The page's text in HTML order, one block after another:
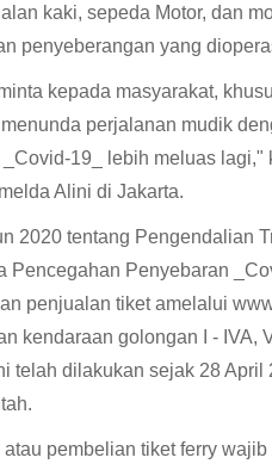
kaki, sepeda Motor, dan
penyeberangan yang
kepada masyarakat,
perjalanan mudik
19_ lebih meluas lagi,"
Alini di Jakarta.
2020 tentang Pengendalian
Pencegahan Penyebaran
penjualan tiket amelalui
kendaraan golongan I - IVA,
telah dilakukan sejak 28
pembelian tiket ferry